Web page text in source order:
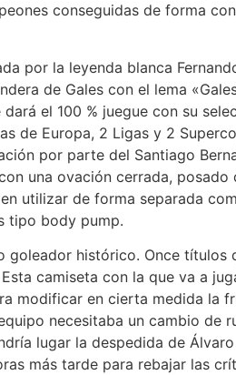
conseguidas de forma
por la leyenda blanca
de Gales con el lema
el 100 % juegue con su
de Europa, 2 Ligas y 2
por parte del Santiago
una ovación cerrada,
utilizar de forma separada
tipo body pump.
goleador histórico. Once títulos
camiseta con la que va a
modificar en cierta medida la
necesitaba un cambio de
lugar la despedida de
más tarde para rebajar las